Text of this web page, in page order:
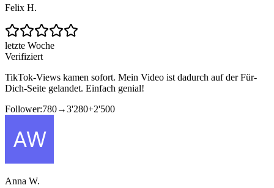
Felix H.
letzte Woche
Verifiziert
TikTok-Views kamen sofort. Mein Video ist dadurch auf der Für-
Dich-Seite gelandet. Einfach genial!
Follower:780→3'280+2'500
Anna W.